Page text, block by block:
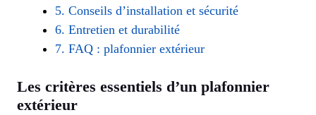
5. Conseils d’installation et sécurité
6. Entretien et durabilité
7. FAQ : plafonnier extérieur
Les critères essentiels d’un plafonnier
extérieur